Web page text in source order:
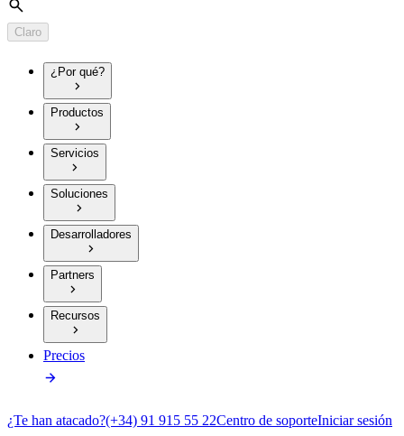
Búsqueda
Claro
¿Por qué?
Productos
Servicios
Soluciones
Desarrolladores
Partners
Recursos
Precios
¿Te han atacado?(+34) 91 915 55 22Centro de soporteIniciar sesión